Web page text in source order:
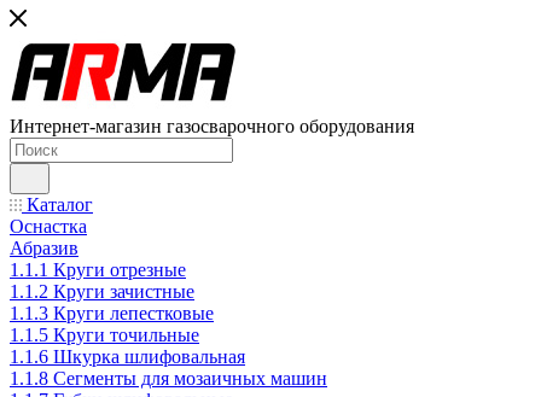
Интернет-магазин газосварочного оборудования
Каталог
Оснастка
Абразив
1.1.1 Круги отрезные
1.1.2 Круги зачистные
1.1.3 Круги лепестковые
1.1.5 Круги точильные
1.1.6 Шкурка шлифовальная
1.1.8 Сегменты для мозаичных машин